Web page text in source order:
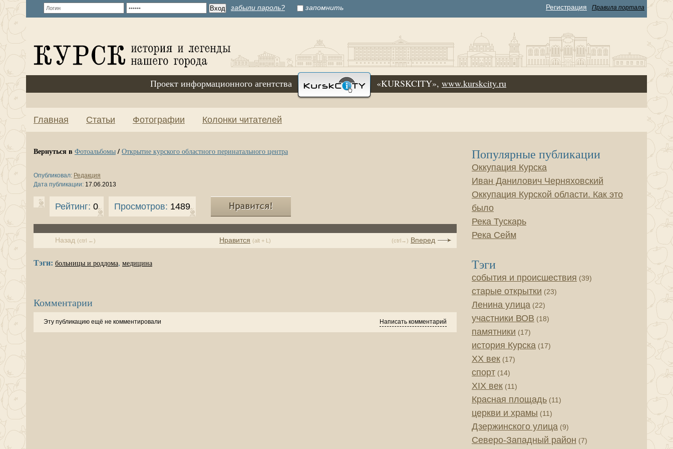
забыли пароль? запомнить Регистрация Правила портала
Проект информационного агентства «KURSKCITY», www.kurskcity.ru
Главная Статьи Фотографии Колонки читателей
Вернуться в Фотоальбомы/ Открытие курского областного перинатального центра
Опубликовал: Редакция
Дата публикации: 17.06.2013
Рейтинг: 0 Просмотров: 1489
Нравится (alt + L)
Назад (ctrl ←) (ctrl→) Вперед
Тэги: больницы и роддома, медицина
Комментарии
Эту публикацию ещё не комментировали Написать комментарий
Популярные публикации
Оккупация Курска
Иван Данилович Черняховский
Оккупация Курской области. Как это
было
Река Тускарь
Река Сейм
Тэги
события и происшествия (39)
старые открытки (23)
Ленина улица (22)
участники ВОВ (18)
памятники (17)
история Курска (17)
XX век (17)
спорт (14)
XIX век (11)
Красная площадь (11)
церкви и храмы (11)
Дзержинского улица (9)
Северо-Западный район (7)